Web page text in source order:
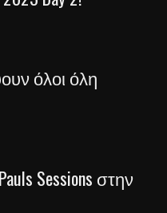
όλοι όλη
Sessions στην